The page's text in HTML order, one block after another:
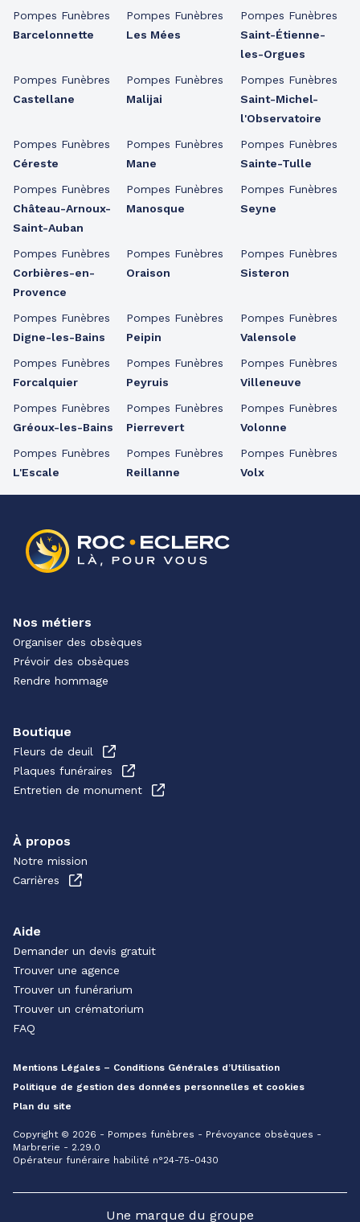
Pompes Funèbres
Barcelonnette
Pompes Funèbres
Castellane
Pompes Funèbres
Céreste
Pompes Funèbres
Château-Arnoux-
Saint-Auban
Pompes Funèbres
Corbières-en-
Provence
Pompes Funèbres
Digne-les-Bains
Pompes Funèbres
Forcalquier
Pompes Funèbres
Gréoux-les-Bains
Pompes Funèbres
L'Escale
Pompes Funèbres
Les Mées
Pompes Funèbres
Malijai
Pompes Funèbres
Mane
Pompes Funèbres
Manosque
Pompes Funèbres
Oraison
Pompes Funèbres
Peipin
Pompes Funèbres
Peyruis
Pompes Funèbres
Pierrevert
Pompes Funèbres
Reillanne
Pompes Funèbres
Saint-Étienne-
les-Orgues
Pompes Funèbres
Saint-Michel-
l'Observatoire
Pompes Funèbres
Sainte-Tulle
Pompes Funèbres
Seyne
Pompes Funèbres
Sisteron
Pompes Funèbres
Valensole
Pompes Funèbres
Villeneuve
Pompes Funèbres
Volonne
Pompes Funèbres
Volx
Nos métiers
Organiser des obsèques
Prévoir des obsèques
Rendre hommage
Boutique
Fleurs de deuil
Plaques funéraires
Entretien de monument
À propos
Notre mission
Carrières
Aide
Demander un devis gratuit
Trouver une agence
Trouver un funérarium
Trouver un crématorium
FAQ
Mentions Légales – Conditions Générales d’Utilisation
Politique de gestion des données personnelles et cookies
Plan du site
Copyright © 2026 - Pompes funèbres - Prévoyance obsèques -
Marbrerie - 2.29.0
Opérateur funéraire habilité n°24-75-0430
Une marque du groupe